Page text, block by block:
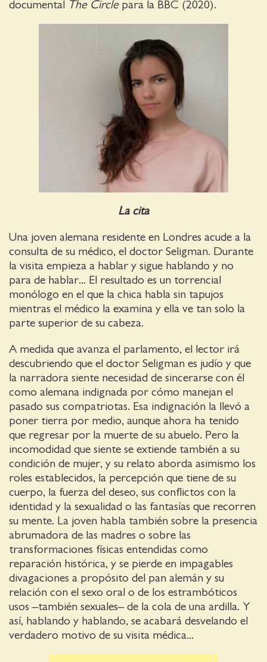
documental The Circlepara la BBC (2020).
La cita
Una joven alemana residente en Londres acude a la
consulta de su médico, el doctor Seligman. Durante
la visita empieza a hablar y sigue hablando y no
para de hablar... El resultado es un torrencial
monólogo en el que la chica habla sin tapujos
mientras el médico la examina y ella ve tan solo la
parte superior de su cabeza.
A medida que avanza el parlamento, el lector irá
descubriendo que el doctor Seligman es judío y que
la narradora siente necesidad de sincerarse con él
como alemana indignada por cómo manejan el
pasado sus compatriotas. Esa indignación la llevó a
poner tierra por medio, aunque ahora ha tenido
que regresar por la muerte de su abuelo. Pero la
incomodidad que siente se extiende también a su
condición de mujer, y su relato aborda asimismo los
roles establecidos, la percepción que tiene de su
cuerpo, la fuerza del deseo, sus conflictos con la
identidad y la sexualidad o las fantasías que recorren
su mente. La joven habla también sobre la presencia
abrumadora de las madres o sobre las
transformaciones físicas entendidas como
reparación histórica, y se pierde en impagables
divagaciones a propósito del pan alemán y su
relación con el sexo oral o de los estrambóticos
usos –también sexuales– de la cola de una ardilla. Y
así, hablando y hablando, se acabará desvelando el
verdadero motivo de su visita médica...